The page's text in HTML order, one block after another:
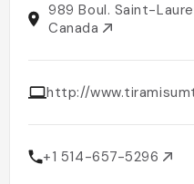
989 Boul. Saint-
Canada
http://
+1 514-657-5296